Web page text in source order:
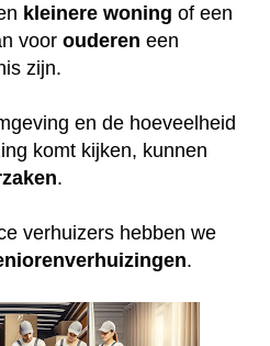
kleinere woning of een
voor ouderen een
zijn.
en de hoeveelheid
komt kijken, kunnen
.
verhuizers hebben we
.